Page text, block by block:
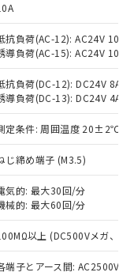
抗負荷(AC-12): AC24V 10A/
導負荷(AC-15): AC24V
抗負荷(DC-12): DC24V 8A/
導負荷(DC-13): DC24V 4A/
定条件: 周囲温度 20±2℃、
じ締め端子 (M3.5)
気的: 最大30回/分
械的: 最大60回/分
以上 (DC500Vメガ、点
端子とアース間: AC2500V
同意のうえ
器事業取扱
標準価格
くもので
の中には、
商品もある
物質）の
能な商品で
質）の非含
予定のある
10物質）の
品を出す予
10物質）の
は確認中の
形物で、有
部品として
場合などや
中国RoHSの
す。
国RoHSの
す。
うち、外国